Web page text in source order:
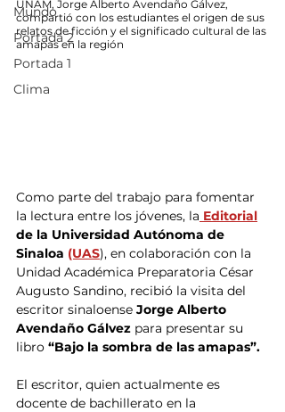
Mundo
Portada 2
Portada 1
Clima
UNAM, Jorge Alberto Avendaño Gálvez,
compartió con los estudiantes el origen de sus
relatos de ficción y el significado cultural de las
amapas en la región
Como parte del trabajo para fomentar
la lectura entre los jóvenes, la Editorial
de la Universidad Autónoma de
Sinaloa (UAS), en colaboración con la
Unidad Académica Preparatoria César
Augusto Sandino, recibió la visita del
escritor sinaloense Jorge Alberto
Avendaño Gálvez para presentar su
libro “Bajo la sombra de las amapas”.
El escritor, quien actualmente es
docente de bachillerato en la